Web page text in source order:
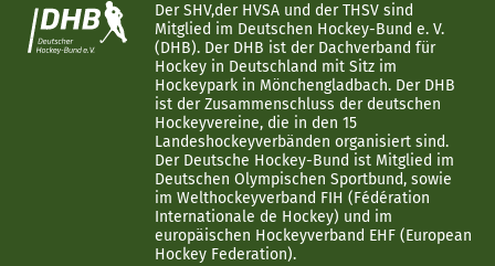
Der SHV,der HVSA und der THSV sind
Mitglied im Deutschen Hockey-Bund e. V.
(DHB). Der DHB ist der Dachverband für
Hockey in Deutschland mit Sitz im
Hockeypark in Mönchengladbach. Der DHB
ist der Zusammenschluss der deutschen
Hockeyvereine, die in den 15
Landeshockeyverbänden organisiert sind.
Der Deutsche Hockey-Bund ist Mitglied im
Deutschen Olympischen Sportbund, sowie
im Welthockeyverband FIH (Fédération
Internationale de Hockey) und im
europäischen Hockeyverband EHF (European
Hockey Federation).